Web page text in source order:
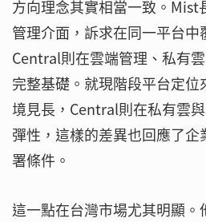
方向理念其實相當一致。Mist
管理介面，訴求在同一平台中
Central則在雲端管理、私有
完整基礎。就現階段平台定
境見長，Central則在私有雲
彈性，這樣的差異也回應了
署條件。
這一點在台灣市場尤其明顯